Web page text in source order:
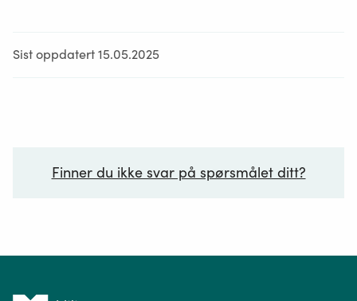
Sist oppdatert 15.05.2025
Finner du ikke svar på spørsmålet ditt?